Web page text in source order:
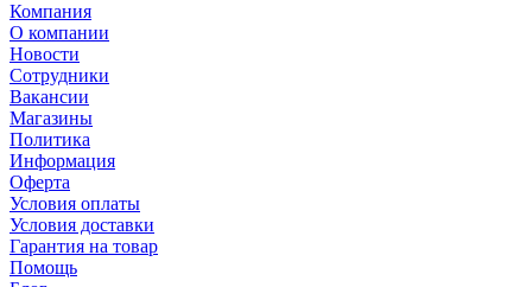
Компания
О компании
Новости
Сотрудники
Вакансии
Магазины
Политика
Информация
Оферта
Условия оплаты
Условия доставки
Гарантия на товар
Помощь